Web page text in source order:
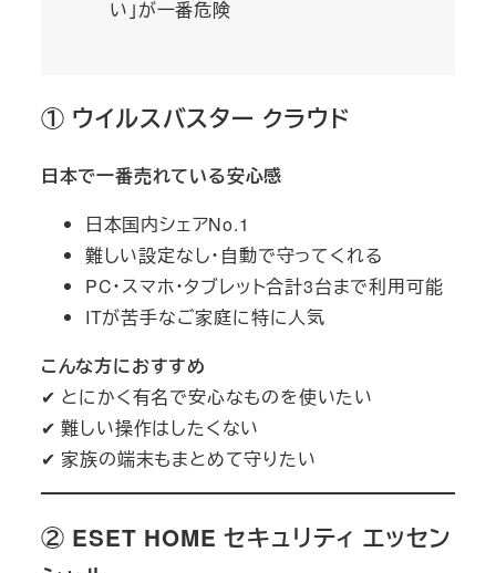
い」が一番危険
① ウイルスバスター クラウド
日本で一番売れている安心感
日本国内シェアNo.1
難しい設定なし・自動で守ってくれる
PC・スマホ・タブレット合計3台まで利用可能
ITが苦手なご家庭に特に人気
こんな方におすすめ
✔ とにかく有名で安心なものを使いたい
✔ 難しい操作はしたくない
✔ 家族の端末もまとめて守りたい
② ESET HOME セキュリティ エッセン